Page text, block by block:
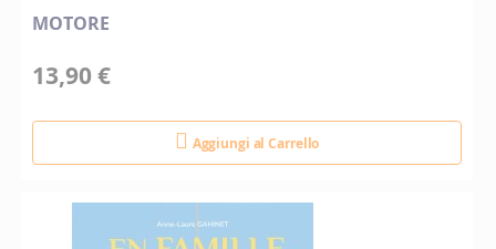
MOTORE
13,90 €
Aggiungi al Carrello